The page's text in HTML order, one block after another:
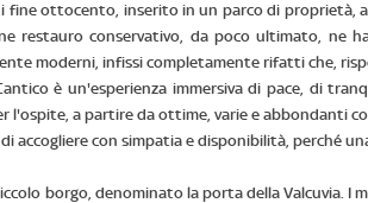
fine ottocento, inserito in un parco di proprietà,
restauro conservativo, da poco ultimato, ne
moderni, infissi completamente rifatti che,
è un'esperienza immersiva di pace, di
l'ospite, a partire da ottime, varie e abbondanti
accogliere con simpatia e disponibilità, perché
borgo, denominato la porta della Valcuvia. I